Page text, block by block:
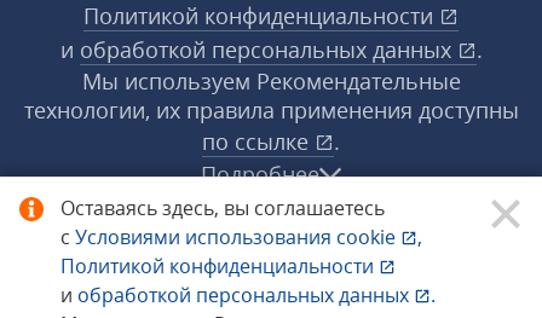
Оставаясь здесь, вы соглашаетесь
с Условиями использования cookie
,
Политикой конфиденциальности
и обработкой персональных данных
.
Политикой конфиденциальности
и обработкой персональных данных
.
Мы используем Рекомендательные
технологии, их правила применения доступны
по ссылке
.
Подробнее
© 1998−2026 «1С‑Рарус» ®. Все права
защищены.